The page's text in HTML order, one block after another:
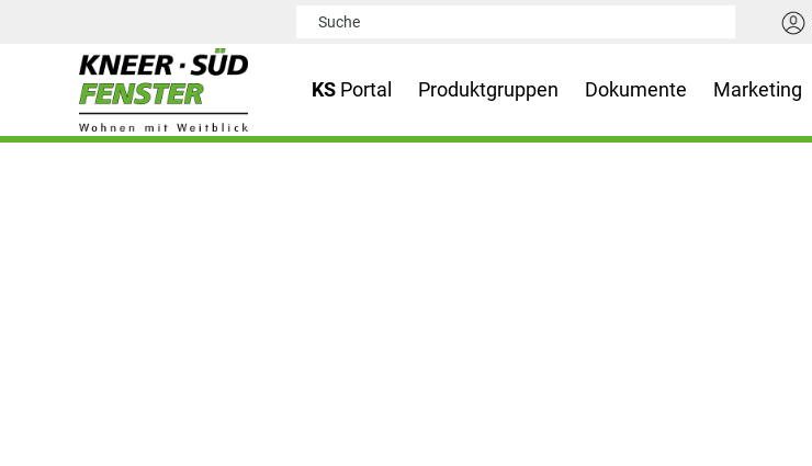
KS Portal Produktgruppen Dokumente Marketing